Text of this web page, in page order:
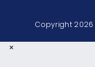
Copyright 2026
×